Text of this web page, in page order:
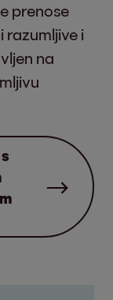
prenose
razumljive i
na